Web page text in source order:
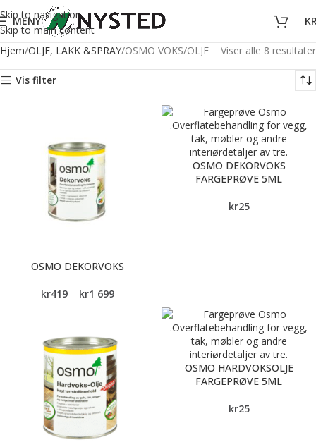
Skip to navigation
Skip to main content
MENY
Hjem OLJE, LAKK &SPRAY OSMO VOKS/OLJE Viser alle 8 resultater
Vis filter
OSMO DEKORVOKS
kr419 – kr1 699
OSMO DEKORVOKS
FARGEPRØVE 5ML
kr25
OSMO HARDVOKSOLJE
FARGEPRØVE 5ML
kr25